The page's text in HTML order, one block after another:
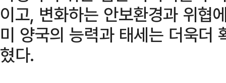
이고, 변화하는 안보환경과 위협
미 양국의 능력과 태세는 더욱더
혔다.